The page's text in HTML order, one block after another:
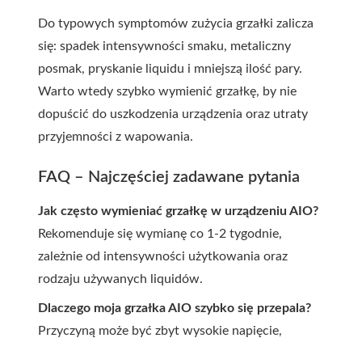
Do typowych symptomów zużycia grzałki zalicza
się: spadek intensywności smaku, metaliczny
posmak, pryskanie liquidu i mniejszą ilość pary.
Warto wtedy szybko wymienić grzałkę, by nie
dopuścić do uszkodzenia urządzenia oraz utraty
przyjemności z wapowania.
FAQ – Najczęściej zadawane pytania
Jak często wymieniać grzałkę w urządzeniu AIO?
Rekomenduje się wymianę co 1-2 tygodnie,
zależnie od intensywności użytkowania oraz
rodzaju używanych liquidów.
Dlaczego moja grzałka AIO szybko się przepala?
Przyczyną może być zbyt wysokie napięcie,